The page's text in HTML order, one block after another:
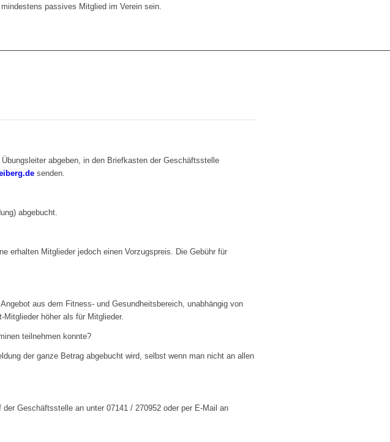
passives Mitglied im Verein sein.
abgeben, in den Briefkasten der Geschäftsstelle
senden.
abgebucht.
erhalten Mitglieder jedoch einen Vorzugspreis. Die Gebühr für
aus dem Fitness- und Gesundheitsbereich, unabhängig von
höher als für Mitglieder.
teilnehmen konnte?
der ganze Betrag abgebucht wird, selbst wenn man nicht an allen
Geschäftsstelle an unter 07141 / 270952 oder per E-Mail an